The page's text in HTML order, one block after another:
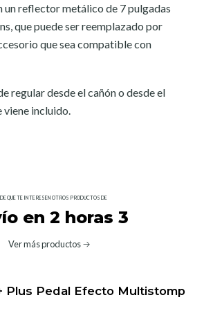
un reflector metálico de 7 pulgadas
que puede ser reemplazado por
que sea compatible con
regular desde el cañón o desde el
incluido.
QUE TE INTERESEN OTROS PRODUCTOS DE
en 2 horas 3
Ver más productos
Plus Pedal Efecto Multistomp